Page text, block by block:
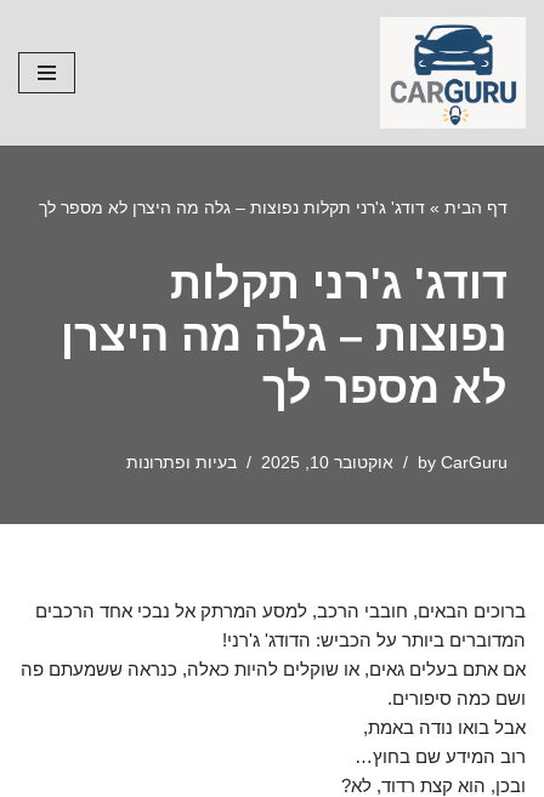
Skip
to
content
דף הבית » דודג' ג'רני תקלות נפוצות – גלה מה היצרן לא מספר לך
דודג' ג'רני תקלות
נפוצות – גלה מה היצרן
לא מספר לך
by CarGuru אוקטובר 10, 2025 בעיות ופתרונות
ברוכים הבאים, חובבי הרכב, למסע המרתק אל נבכי אחד הרכבים
המדוברים ביותר על הכביש: הדודג' ג'רני!
אם אתם בעלים גאים, או שוקלים להיות כאלה, כנראה ששמעתם פה
ושם כמה סיפורים.
אבל בואו נודה באמת,
רוב המידע שם בחוץ…
ובכן, הוא קצת רדוד, לא?